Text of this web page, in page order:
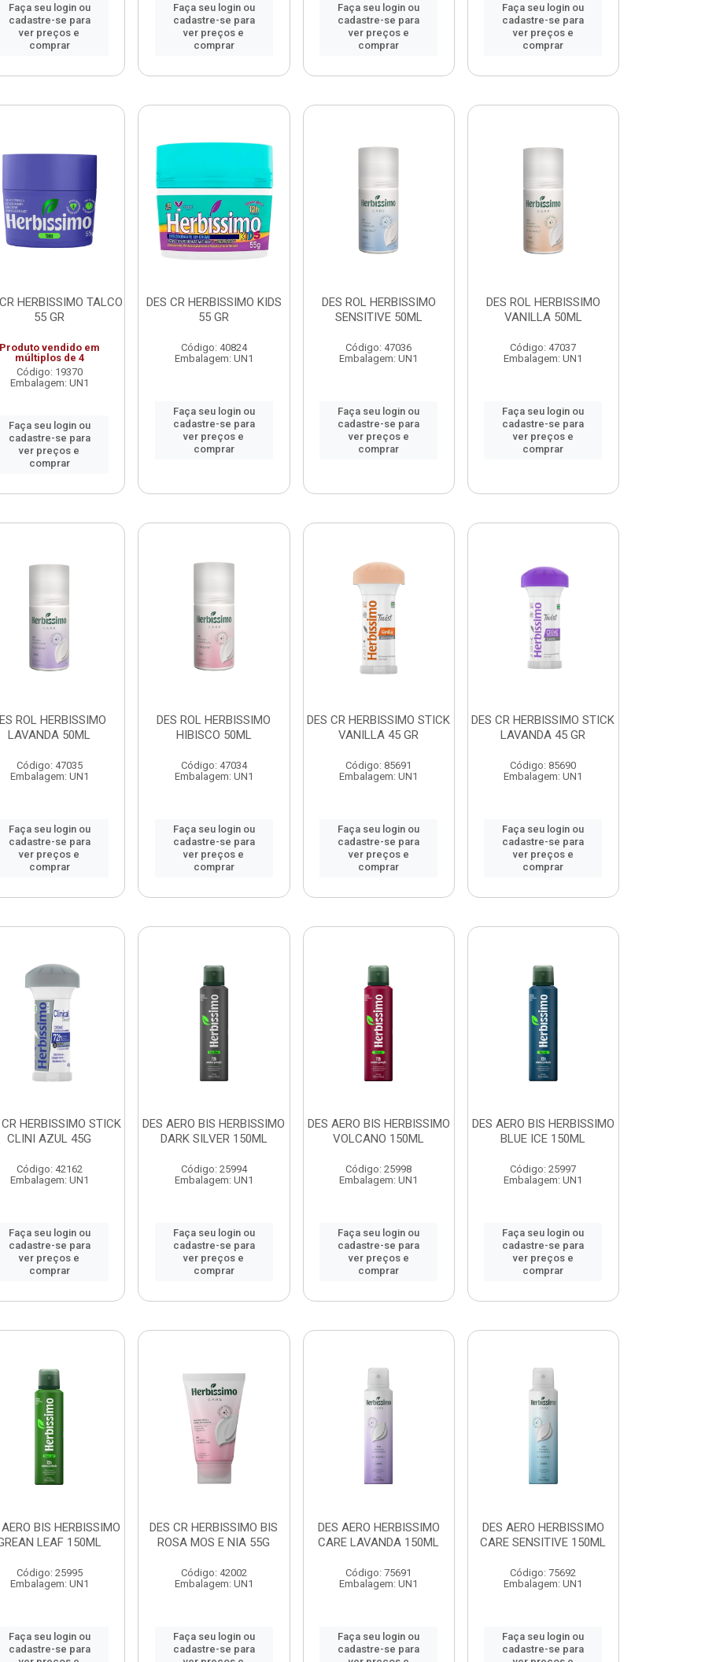
Faça seu login ou
cadastre-se para
ver preços e
comprar
Faça seu login ou
cadastre-se para
ver preços e
comprar
Faça seu login ou
cadastre-se para
ver preços e
comprar
Faça seu login ou
cadastre-se para
ver preços e
comprar
HERBISSIMO TALCO
55 GR
vendido em
múltiplos de 4
Código: 19370
Embalagem: UN1
Faça seu login ou
cadastre-se para
ver preços e
comprar
DES CR HERBISSIMO KIDS
55 GR
Código: 40824
Embalagem: UN1
Faça seu login ou
cadastre-se para
ver preços e
comprar
DES ROL HERBISSIMO
SENSITIVE 50ML
Código: 47036
Embalagem: UN1
Faça seu login ou
cadastre-se para
ver preços e
comprar
DES ROL HERBISSIMO
VANILLA 50ML
Código: 47037
Embalagem: UN1
Faça seu login ou
cadastre-se para
ver preços e
comprar
ROL HERBISSIMO
LAVANDA 50ML
Código: 47035
Embalagem: UN1
Faça seu login ou
cadastre-se para
ver preços e
comprar
DES ROL HERBISSIMO
HIBISCO 50ML
Código: 47034
Embalagem: UN1
Faça seu login ou
cadastre-se para
ver preços e
comprar
DES CR HERBISSIMO STICK
VANILLA 45 GR
Código: 85691
Embalagem: UN1
Faça seu login ou
cadastre-se para
ver preços e
comprar
DES CR HERBISSIMO STICK
LAVANDA 45 GR
Código: 85690
Embalagem: UN1
Faça seu login ou
cadastre-se para
ver preços e
comprar
HERBISSIMO STICK
CLINI AZUL 45G
Código: 42162
Embalagem: UN1
Faça seu login ou
cadastre-se para
ver preços e
comprar
DES AERO BIS HERBISSIMO
DARK SILVER 150ML
Código: 25994
Embalagem: UN1
Faça seu login ou
cadastre-se para
ver preços e
comprar
DES AERO BIS HERBISSIMO
VOLCANO 150ML
Código: 25998
Embalagem: UN1
Faça seu login ou
cadastre-se para
ver preços e
comprar
DES AERO BIS HERBISSIMO
BLUE ICE 150ML
Código: 25997
Embalagem: UN1
Faça seu login ou
cadastre-se para
ver preços e
comprar
BIS HERBISSIMO
LEAF 150ML
Código: 25995
Embalagem: UN1
Faça seu login ou
cadastre-se para
DES CR HERBISSIMO BIS
ROSA MOS E NIA 55G
Código: 42002
Embalagem: UN1
Faça seu login ou
cadastre-se para
DES AERO HERBISSIMO
CARE LAVANDA 150ML
Código: 75691
Embalagem: UN1
Faça seu login ou
cadastre-se para
DES AERO HERBISSIMO
CARE SENSITIVE 150ML
Código: 75692
Embalagem: UN1
Faça seu login ou
cadastre-se para